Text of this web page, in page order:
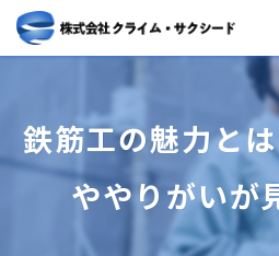
鉄筋工の魅力と
ややりがいが